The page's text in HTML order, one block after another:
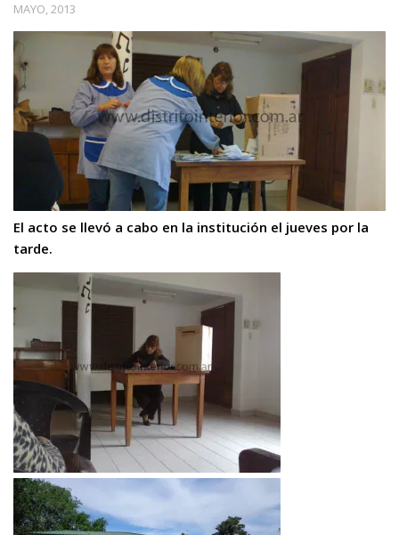
MAYO, 2013
El acto se llevó a cabo en la institución el jueves por la
tarde.